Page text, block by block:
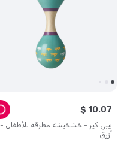
بيبي كير - خشخيشة مطرقة للأطفال -
أزرق
$ 10.07